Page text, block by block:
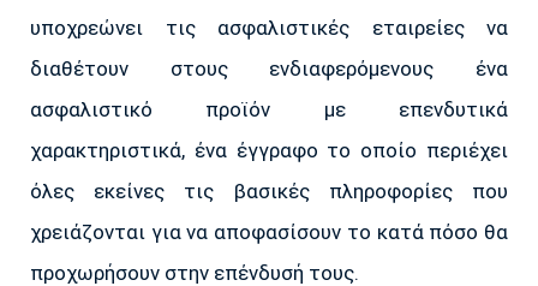
υποχρεώνει τις ασφαλιστικές εταιρείες να
διαθέτουν στους ενδιαφερόμενους ένα
ασφαλιστικό προϊόν με επενδυτικά
χαρακτηριστικά, ένα έγγραφο το οποίο περιέχει
όλες εκείνες τις βασικές πληροφορίες που
χρειάζονται για να αποφασίσουν το κατά πόσο θα
προχωρήσουν στην επένδυσή τους.